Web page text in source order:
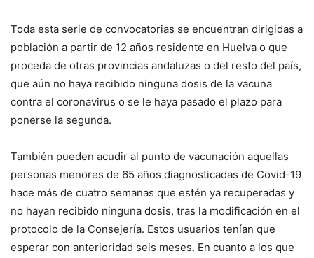
Toda esta serie de convocatorias se encuentran dirigidas a
población a partir de 12 años residente en Huelva o que
proceda de otras provincias andaluzas o del resto del país,
que aún no haya recibido ninguna dosis de la vacuna
contra el coronavirus o se le haya pasado el plazo para
ponerse la segunda.
También pueden acudir al punto de vacunación aquellas
personas menores de 65 años diagnosticadas de Covid-19
hace más de cuatro semanas que estén ya recuperadas y
no hayan recibido ninguna dosis, tras la modificación en el
protocolo de la Consejería. Estos usuarios tenían que
esperar con anterioridad seis meses. En cuanto a los que